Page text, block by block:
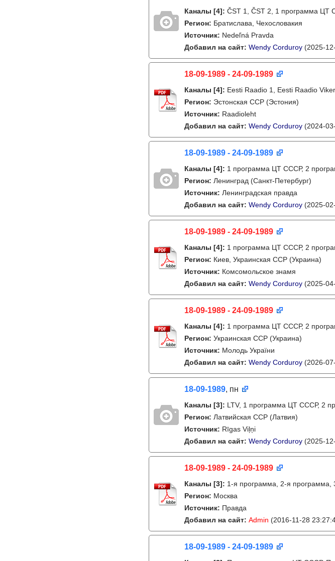
Каналы [4]: ČST 1, ČST 2, 1 программа ЦТ
Регион: Братислава, Чехословакия
Источник: Nedeľná Pravda
Добавил на сайт: Wendy Corduroy (2025-
18-09-1989 - 24-09-1989
Каналы [4]: Eesti Raadio 1, Eesti Raadio
Регион: Эстонская ССР (Эстония)
Источник: Raadioleht
Добавил на сайт: Wendy Corduroy (2024-
18-09-1989 - 24-09-1989
Каналы [4]: 1 программа ЦТ СССР, 2
Регион: Ленинград (Санкт-Петербург)
Источник: Ленинградская правда
Добавил на сайт: Wendy Corduroy (2025-
18-09-1989 - 24-09-1989
Каналы [4]: 1 программа ЦТ СССР, 2
Регион: Киев, Украинская ССР (Украина)
Источник: Комсомольское знамя
Добавил на сайт: Wendy Corduroy (2025-
18-09-1989 - 24-09-1989
Каналы [4]: 1 программа ЦТ СССР, 2
Регион: Украинская ССР (Украина)
Источник: Молодь України
Добавил на сайт: Wendy Corduroy (2026-
18-09-1989, пн
Каналы [3]: LTV, 1 программа ЦТ СССР, 2
Регион: Латвийская ССР (Латвия)
Источник: Rīgas Viļņi
Добавил на сайт: Wendy Corduroy (2025-
18-09-1989 - 24-09-1989
Каналы [3]: 1-я программа, 2-я программа,
Регион: Москва
Источник: Правда
Добавил на сайт: Admin (2016-11-28
18-09-1989 - 24-09-1989